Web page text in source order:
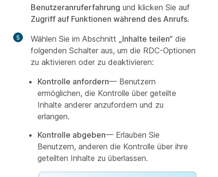
Benutzeranruferfahrung und klicken Sie auf
Zugriff auf Funktionen während des Anrufs.
5 Wählen Sie im Abschnitt „Inhalte teilen“ die
folgenden Schalter aus, um die RDC-Optionen
zu aktivieren oder zu deaktivieren:
Kontrolle anfordern— Benutzern
ermöglichen, die Kontrolle über geteilte
Inhalte anderer anzufordern und zu
erlangen.
Kontrolle abgeben— Erlauben Sie
Benutzern, anderen die Kontrolle über ihre
geteilten Inhalte zu überlassen.